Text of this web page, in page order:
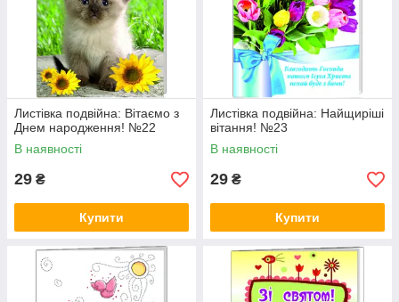
Листівка подвійна: Вітаємо з
Днем народження! №22
В наявності
29 ₴
Купити
Листівка подвійна: Найщиріші
вітання! №23
В наявності
29 ₴
Купити